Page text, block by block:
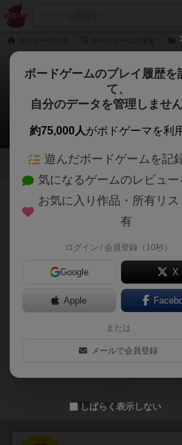
フォントかるた：拡
次のおすすめボード
1
『フォントかるた：拡張パック ビ
すめ
このゲームのトップページで投票された「プ
※リストには一定の投票数がある作品のみを表
ボードゲームのプレイ履歴を
て、
自分のデータを管理しませ
約75,000人がボドゲーマを利
遊んだボードゲームを記
気になるゲームのレビュー
お気に入り作品・所有リス
有
ログイン / 会員登録（10秒）
Google X
Apple
または
メールで会員登録
しばらく表示しない